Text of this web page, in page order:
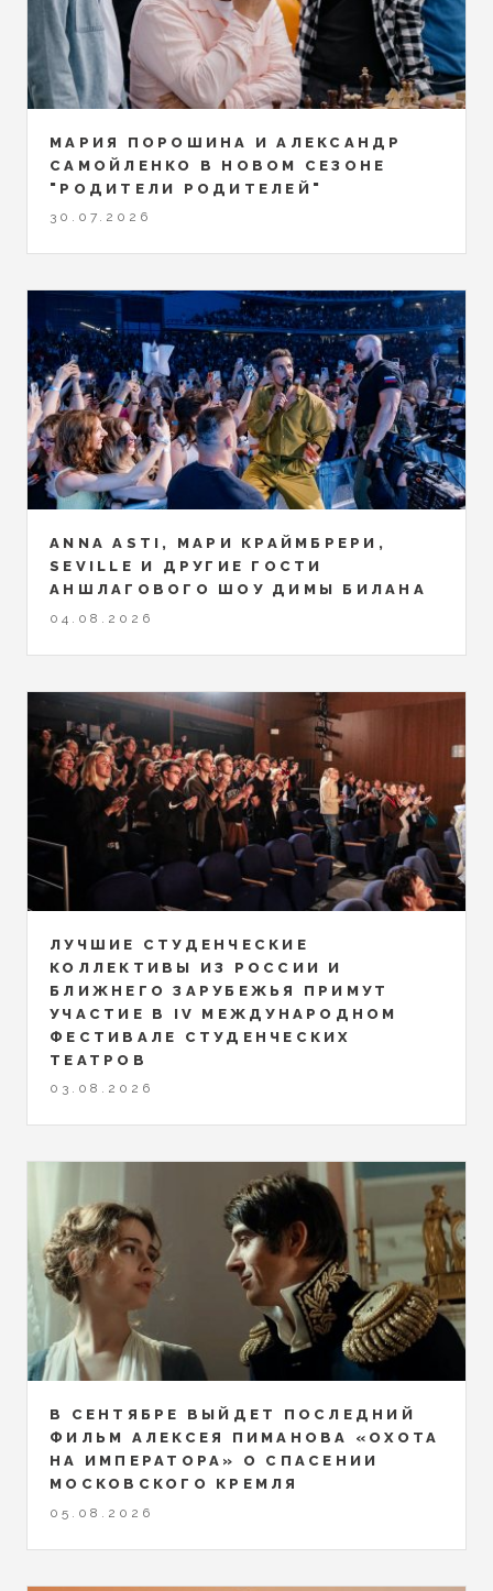
МАРИЯ ПОРОШИНА И АЛЕКСАНДР
САМОЙЛЕНКО В НОВОМ СЕЗОНЕ
"РОДИТЕЛИ РОДИТЕЛЕЙ"
30.07.2026
ANNA ASTI, МАРИ КРАЙМБРЕРИ,
SEVILLE И ДРУГИЕ ГОСТИ
АНШЛАГОВОГО ШОУ ДИМЫ БИЛАНА
04.08.2026
ЛУЧШИЕ СТУДЕНЧЕСКИЕ
КОЛЛЕКТИВЫ ИЗ РОССИИ И
БЛИЖНЕГО ЗАРУБЕЖЬЯ ПРИМУТ
УЧАСТИЕ В IV МЕЖДУНАРОДНОМ
ФЕСТИВАЛЕ СТУДЕНЧЕСКИХ
ТЕАТРОВ
03.08.2026
В СЕНТЯБРЕ ВЫЙДЕТ ПОСЛЕДНИЙ
ФИЛЬМ АЛЕКСЕЯ ПИМАНОВА «ОХОТА
НА ИМПЕРАТОРА» О СПАСЕНИИ
МОСКОВСКОГО КРЕМЛЯ
05.08.2026